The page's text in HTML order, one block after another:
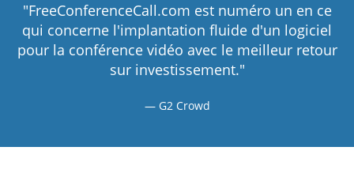
"FreeConferenceCall.com est numéro un en ce
qui concerne l'implantation fluide d'un logiciel
pour la conférence vidéo avec le meilleur retour
sur investissement."
G2 Crowd